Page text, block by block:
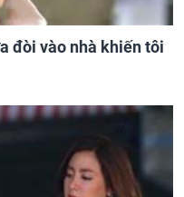
đòi vào nhà khiến tôi